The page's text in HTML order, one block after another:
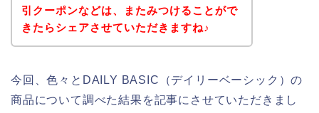
引クーポンなどは、またみつけることがで
きたらシェアさせていただきますね♪
今回、色々とDAILY BASIC（デイリーベーシック）の
商品について調べた結果を記事にさせていただきまし